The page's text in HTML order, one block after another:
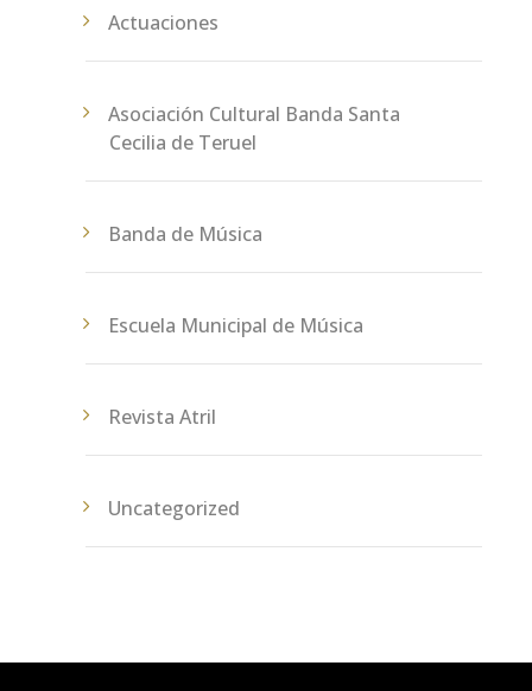
Actuaciones
Asociación Cultural Banda Santa
Cecilia de Teruel
Banda de Música
Escuela Municipal de Música
Revista Atril
Uncategorized